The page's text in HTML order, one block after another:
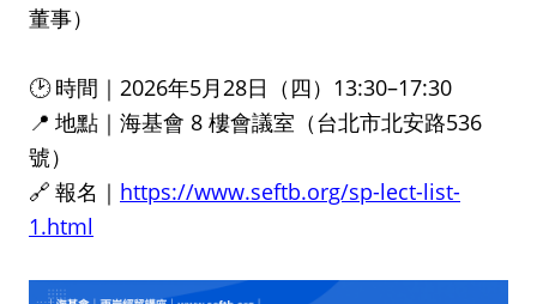
董事）
🕑 時間｜ 2026年5月 28 日（四） 13:30–17:30
📍 地點｜海基會 8 樓會議室（台北市北安路536
號）
🔗 報名｜ https://www.seftb.org/sp-lect-list-
1.html